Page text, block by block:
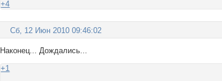
+4
Сб, 12 Июн 2010 09:46:02
Наконец... Дождались...
+1